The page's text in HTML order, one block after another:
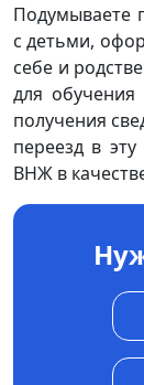
Подумываете
с детьми,
себе и
для
получения
переезд в
ВНЖ в